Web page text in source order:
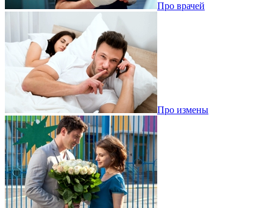
Про врачей
Про измены